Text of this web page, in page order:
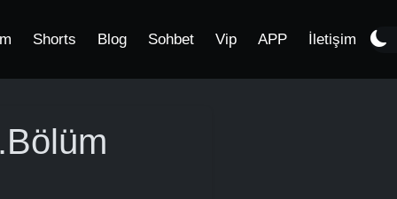
Shorts Blog Sohbet Vip APP İletişim